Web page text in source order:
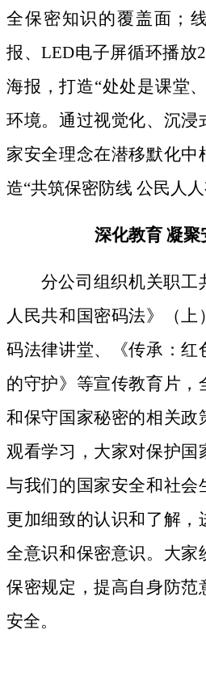
全保密知识的覆盖面；
报、LED电子屏循环播放
海报，打造“处处是课堂
环境。通过视觉化、沉浸
家安全理念在潜移默化中
造“共筑保密防线 公民人人
深化教育凝聚
分公司组织机关职工
人民共和国密码法》
（
码法律讲堂、
《传承：
的守护》等宣传教育片，
和保守国家秘密的相关政
观看学习，大家对保护国
与我们的国家安全和社会
更加细致的认识和了解，
全意识和保密意识。大家
保密规定，提高自身防范
安全。